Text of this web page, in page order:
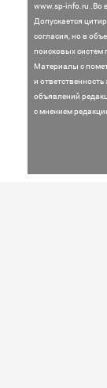
www.sp-info.ru .Во
Допускается
согласия, но в
поисковых систем
Материалы с
и
объявлений
с мнением